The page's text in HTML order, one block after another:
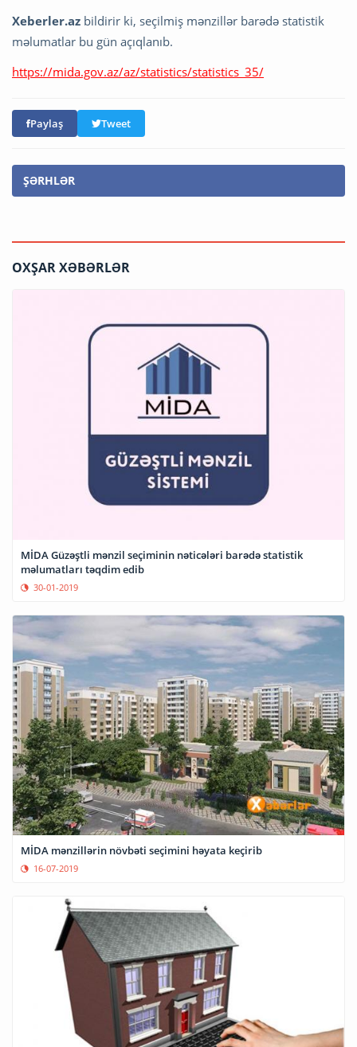
Xeberler.az bildirir ki, seçilmiş mənzillər barədə statistik
məlumatlar bu gün açıqlanıb.
https://mida.gov.az/az/statistics/statistics_35/
Paylaş Tweet
ŞƏRHLƏR
OXŞAR XƏBƏRLƏR
MİDA Güzəştli mənzil seçiminin nəticələri barədə statistik
məlumatları təqdim edib
30-01-2019
MİDA mənzillərin növbəti seçimini həyata keçirib
16-07-2019